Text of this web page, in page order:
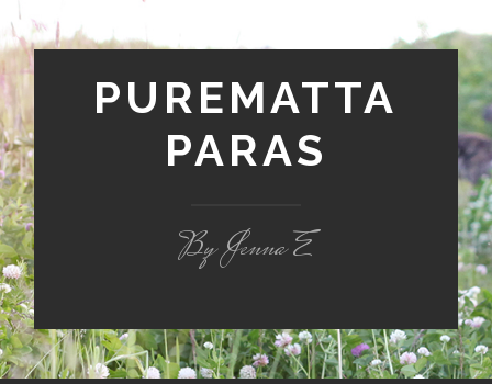
PUREMATTA
PARAS
By Jenna E